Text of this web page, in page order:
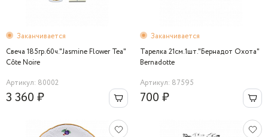
Заканчивается
Свеча 185гр.60ч."Jasmine Flower Tea"
Côte Noire
Артикул: 80002
3 360 ₽
Заканчивается
Тарелка 21см.1шт."Бернадот Охота"
Bernadotte
Артикул: 87595
700 ₽